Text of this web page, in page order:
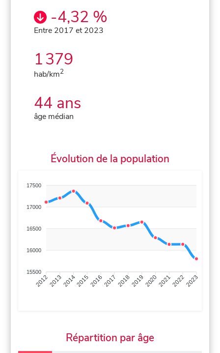
-4,32 %
Entre 2017 et 2023
1 379
hab/km2
44 ans
âge médian
Évolution de la population
17500
17000
16500
16000
15500
201220132014201520162017 201820192020202120222023
Répartition par âge